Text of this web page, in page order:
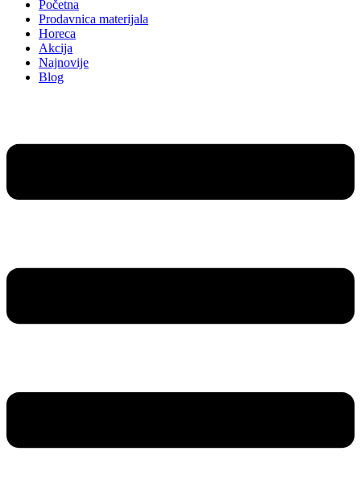
Početna
Prodavnica materijala
Horeca
Akcija
Najnovije
Blog